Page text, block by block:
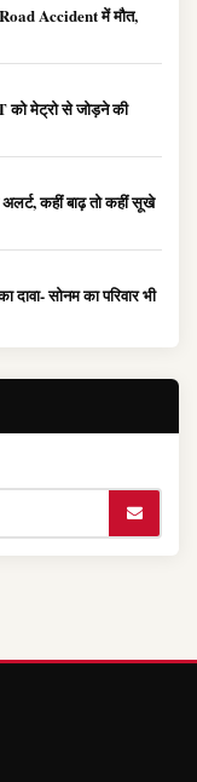
Accident में मौत,
को मेट्रो से जोड़ने की
अलर्ट, कहीं बाढ़ तो कहीं सूखे
दावा- सोनम का परिवार भी